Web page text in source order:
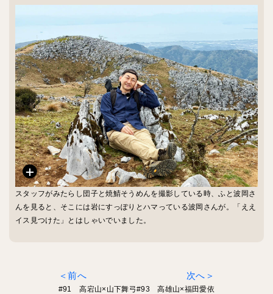
スタッフがみたらし団子と焼鯖そうめんを撮影している時、ふと波岡さ
んを見ると、そこには岩にすっぽりとハマっている波岡さんが。「ええ
イス見つけた」とはしゃいでいました。
前へ
#91 高宕山×山下舞弓#93 高雄山×福田愛依
次へ